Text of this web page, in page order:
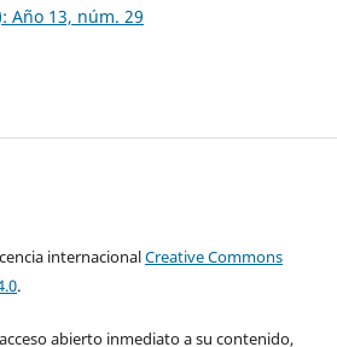
Año 13, núm. 29
internacionalCreative Commons
.
abierto inmediato a su contenido,